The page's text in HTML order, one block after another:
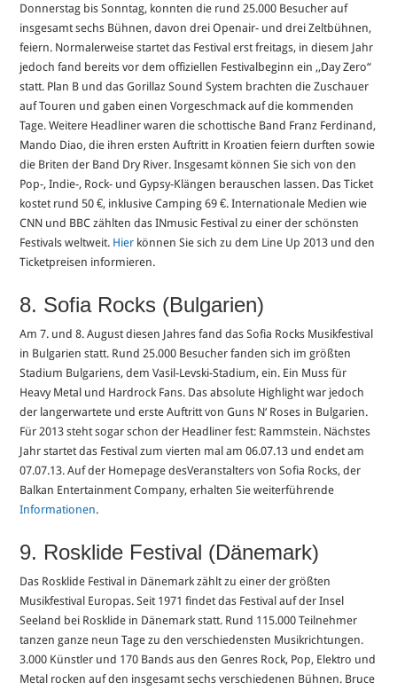
Donnerstag bis Sonntag, konnten die rund 25.000 Besucher auf
insgesamt sechs Bühnen, davon drei Openair- und drei Zeltbühnen,
feiern. Normalerweise startet das Festival erst freitags, in diesem Jahr
jedoch fand bereits vor dem offiziellen Festivalbeginn ein ,,Day Zero“
statt. Plan B und das Gorillaz Sound System brachten die Zuschauer
auf Touren und gaben einen Vorgeschmack auf die kommenden
Tage. Weitere Headliner waren die schottische Band Franz Ferdinand,
Mando Diao, die ihren ersten Auftritt in Kroatien feiern durften sowie
die Briten der Band Dry River. Insgesamt können Sie sich von den
Pop-, Indie-, Rock- und Gypsy-Klängen berauschen lassen. Das Ticket
kostet rund 50 €, inklusive Camping 69 €. Internationale Medien wie
CNN und BBC zählten das INmusic Festival zu einer der schönsten
Festivals weltweit. Hier können Sie sich zu dem Line Up 2013 und den
Ticketpreisen informieren.
8. Sofia Rocks (Bulgarien)
Am 7. und 8. August diesen Jahres fand das Sofia Rocks Musikfestival
in Bulgarien statt. Rund 25.000 Besucher fanden sich im größten
Stadium Bulgariens, dem Vasil-Levski-Stadium, ein. Ein Muss für
Heavy Metal und Hardrock Fans. Das absolute Highlight war jedoch
der langerwartete und erste Auftritt von Guns N‘ Roses in Bulgarien.
Für 2013 steht sogar schon der Headliner fest: Rammstein. Nächstes
Jahr startet das Festival zum vierten mal am 06.07.13 und endet am
07.07.13. Auf der Homepage desVeranstalters von Sofia Rocks, der
Balkan Entertainment Company, erhalten Sie weiterführende
Informationen.
9. Rosklide Festival (Dänemark)
Das Rosklide Festival in Dänemark zählt zu einer der größten
Musikfestival Europas. Seit 1971 findet das Festival auf der Insel
Seeland bei Rosklide in Dänemark statt. Rund 115.000 Teilnehmer
tanzen ganze neun Tage zu den verschiedensten Musikrichtungen.
3.000 Künstler und 170 Bands aus den Genres Rock, Pop, Elektro und
Metal rocken auf den insgesamt sechs verschiedenen Bühnen. Bruce